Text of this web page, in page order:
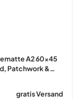
A2 60x45
Patchwork &
gratis Versand